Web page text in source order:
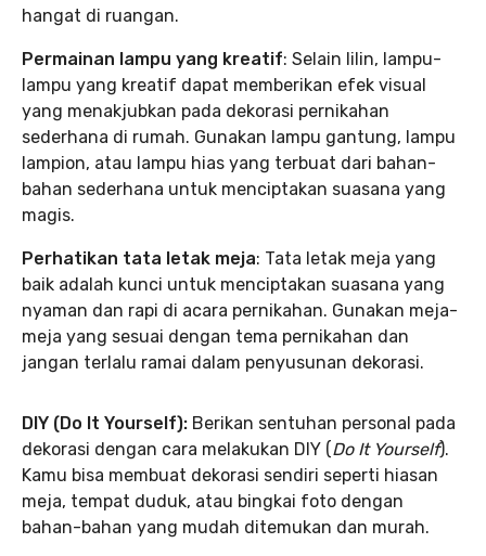
hangat di ruangan.
Permainan lampu yang kreatif: Selain lilin, lampu-
lampu yang kreatif dapat memberikan efek visual
yang menakjubkan pada dekorasi pernikahan
sederhana di rumah. Gunakan lampu gantung, lampu
lampion, atau lampu hias yang terbuat dari bahan-
bahan sederhana untuk menciptakan suasana yang
magis.
Perhatikan tata letak meja: Tata letak meja yang
baik adalah kunci untuk menciptakan suasana yang
nyaman dan rapi di acara pernikahan. Gunakan meja-
meja yang sesuai dengan tema pernikahan dan
jangan terlalu ramai dalam penyusunan dekorasi.
DIY (Do It Yourself): Berikan sentuhan personal pada
dekorasi dengan cara melakukan DIY (Do It Yourself).
Kamu bisa membuat dekorasi sendiri seperti hiasan
meja, tempat duduk, atau bingkai foto dengan
bahan-bahan yang mudah ditemukan dan murah.